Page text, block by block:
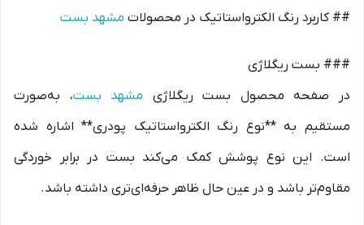
## کاربرد رنگ الکترواستاتیک در محصولات مشهد بست
### بست ریگلاژی
در صفحه محصول بست ریگلاژی مشهد بست، به‌صورت
مستقیم به **نوع رنگ الکترواستاتیک پودری** اشاره شده
است. این نوع پوشش کمک می‌کند بست در برابر خوردگی
مقاوم‌تر باشد و در عین حال ظاهر حرفه‌ای‌تری داشته باشد.